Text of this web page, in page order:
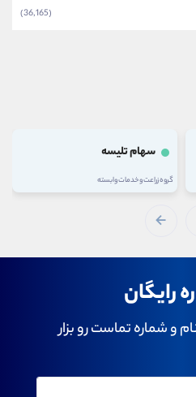
(36,165)
سهام تلیسه
گروه زراعت و خدمات وابسته
رایگان
و شماره تماست رو بزار